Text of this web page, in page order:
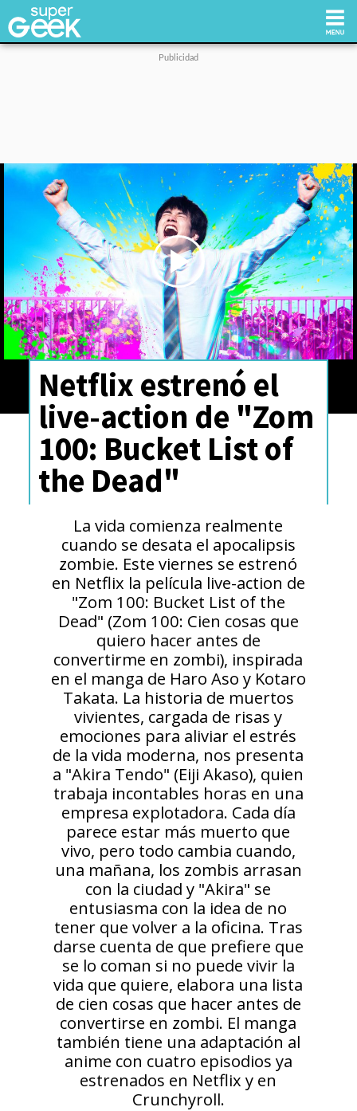
Tecnología
Videojuegos
Reviews
Cultura Pop
Streaming
Síguenos:
Play
Video
Netflix estrenó el
live-action de "Zom
100: Bucket List of
the Dead"
La vida comienza realmente
cuando se desata el apocalipsis
zombie. Este viernes se estrenó
en Netflix la película live-action de
"Zom 100: Bucket List of the
Dead" (Zom 100: Cien cosas que
quiero hacer antes de
convertirme en zombi), inspirada
en el manga de Haro Aso y Kotaro
Takata. La historia de muertos
vivientes, cargada de risas y
emociones para aliviar el estrés
de la vida moderna, nos presenta
a "Akira Tendo" (Eiji Akaso), quien
trabaja incontables horas en una
empresa explotadora. Cada día
parece estar más muerto que
vivo, pero todo cambia cuando,
una mañana, los zombis arrasan
con la ciudad y "Akira" se
entusiasma con la idea de no
tener que volver a la oficina. Tras
darse cuenta de que prefiere que
se lo coman si no puede vivir la
vida que quiere, elabora una lista
de cien cosas que hacer antes de
convertirse en zombi. El manga
también tiene una adaptación al
anime con cuatro episodios ya
estrenados en Netflix y en
Crunchyroll.